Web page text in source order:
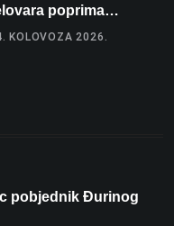
poprima
izgled
KOLOVOZA 2026.
pobjednik Đurinog